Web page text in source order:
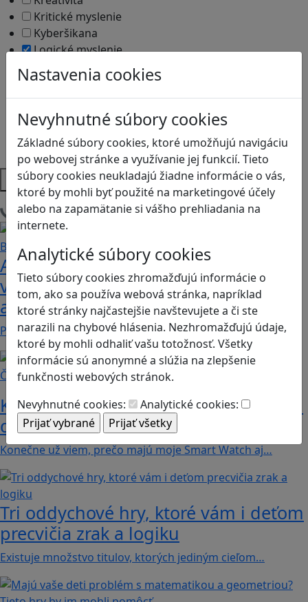
Nastavenia cookies
Nevyhnutné súbory cookies
Základné súbory cookies, ktoré umožňujú navigáciu
po webovej stránke a využívanie jej funkcií. Tieto
súbory cookies neukladajú žiadne informácie o vás,
ktoré by mohli byť použité na marketingové účely
alebo na zapamätanie si vášho prehliadania na
internete.
Analytické súbory cookies
Tieto súbory cookies zhromažďujú informácie o
tom, ako sa používa webová stránka, napríklad
ktoré stránky najčastejšie navštevujete a či ste
narazili na chybové hlásenia. Nezhromažďujú údaje,
ktoré by mohli odhaliť vašu totožnosť. Všetky
informácie sú anonymné a slúžia na zlepšenie
funkčnosti webových stránok.
Nevyhnutné cookies:
Analytické cookies:
Kritické myslenie
Kyberšikana
Logické myslenie
Ľudské práva a tolerancia
Motorika a koncentrácia
Programovanie/Technika
Sociálne zručnosti a kooperácia
Strategické myslenie
Zdravie a pohyb
Platformy
Načítam blogy
Ako biele krvinky bojujú proti
vírusom a baktériám? Hra Bunky v
akcii je zábavnou lekciou o imunite
Pod názvom Bunky v akcii sa skrýva mobilná akčná…
Články
Koľko kalórií dokážeme spáliť hraním
digitálnych hier?
Konečne už viem, prečo majú moje Smart Watch aj…
Tri oddychové hry, ktoré vám i deťom
precvičia zrak a logiku
Existuje množstvo titulov, ktorých jediným cieľom…